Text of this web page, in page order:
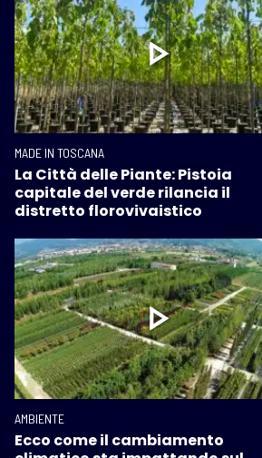
MADE IN TOSCANA
La Città delle Piante: Pistoia
capitale del verde rilancia il
distretto florovivaistico
AMBIENTE
Ecco come il cambiamento